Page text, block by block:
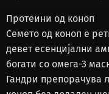
Протеини од коноп
Семето од коноп е
девет есенцијални
богати со омега-3
Гандри препорачува